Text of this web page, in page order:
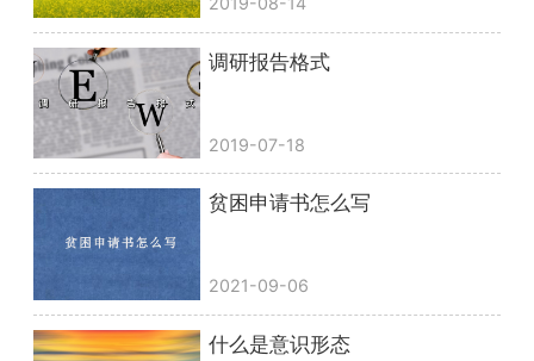
调研报告格式
2019-07-18
贫困申请书怎么写
2021-09-06
什么是意识形态